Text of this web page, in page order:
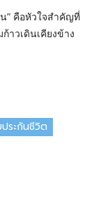
” คือหัวใจสำคัญที่
าวเดินเคียงข้าง
ระกันชีวิต